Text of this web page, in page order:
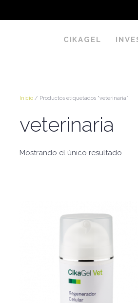
CIKAGEL
Inicio / Productos etiquetados “veterinaria”
veterinaria
Mostrando el único resultado